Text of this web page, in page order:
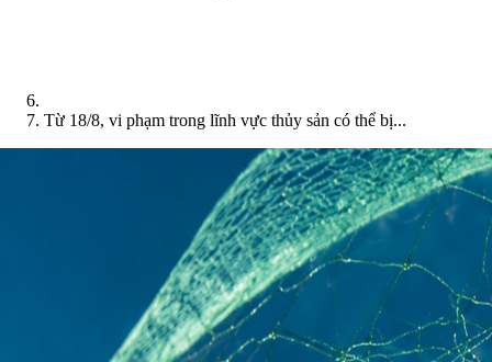
Từ 18/8, vi phạm trong lĩnh vực thủy sản có thể bị...